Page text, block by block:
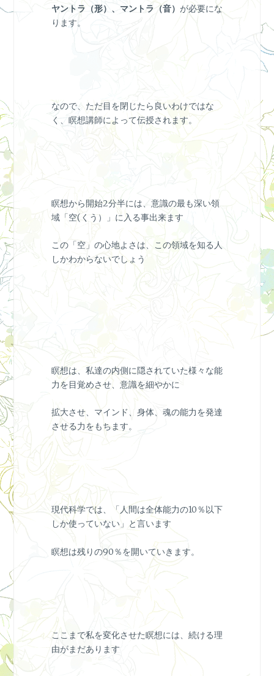
ヤントラ（形）、マントラ（音） が必要にな
ります。
なので、ただ目を閉じたら良いわけではな
く、瞑想講師によって伝授されます。
瞑想から開始2分半には、意識の最も深い領
域「空(くう）」に入る事出来ます
この「空」の心地よさは、この領域を知る人
しかわからないでしょう
瞑想は、私達の内側に隠されていた様々な能
力を目覚めさせ、意識を細やかに
拡大させ、マインド、身体、魂の能力を発達
させる力をもちます。
現代科学では、「人間は全体能力の10％以下
しか使っていない」と言います
瞑想は残りの90％を開いていきます。
ここまで私を変化させた瞑想には、続ける理
由がまだあります